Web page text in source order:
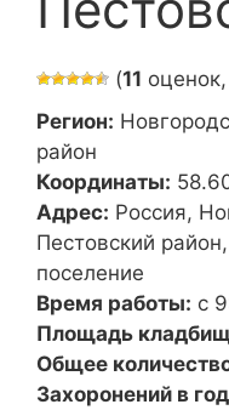
(11
Регион:
район
Координаты:
Адрес: Россия,
Пестовский
поселение
Время работы: с
Площадь
Общее
Захоронений в